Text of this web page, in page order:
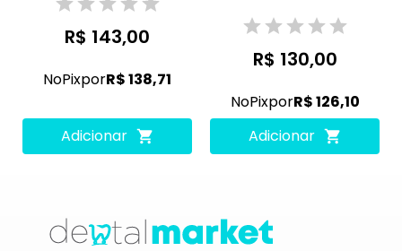
R$ 143,00
NoPixporR$ 138,71
Adicionar
R$ 130,00
NoPixporR$ 126,10
Adicionar